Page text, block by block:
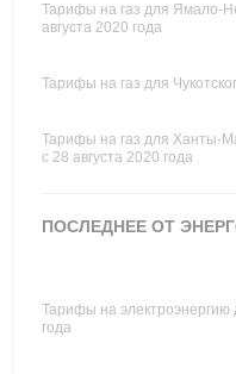
Тарифы на газ для Ямало-
августа 2020 года
Тарифы на газ для
Тарифы на газ для Ханты-
с 28 августа 2020 года
ПОСЛЕДНЕЕ ОТ
Тарифы на электроэнергию
года